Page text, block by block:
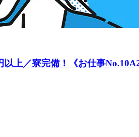
上／寮完備！《お仕事